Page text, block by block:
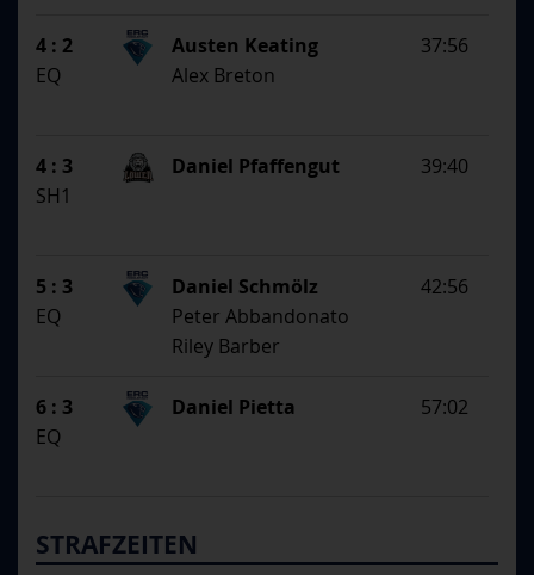
4 : 2 37:56
Austen Keating
Alex Breton
EQ
4 : 3 39:40
Daniel Pfaffengut
SH1
5 : 3 42:56
Daniel Schmölz
Peter Abbandonato
Riley Barber
EQ
6 : 3 57:02
Daniel Pietta
EQ
STRAFZEITEN